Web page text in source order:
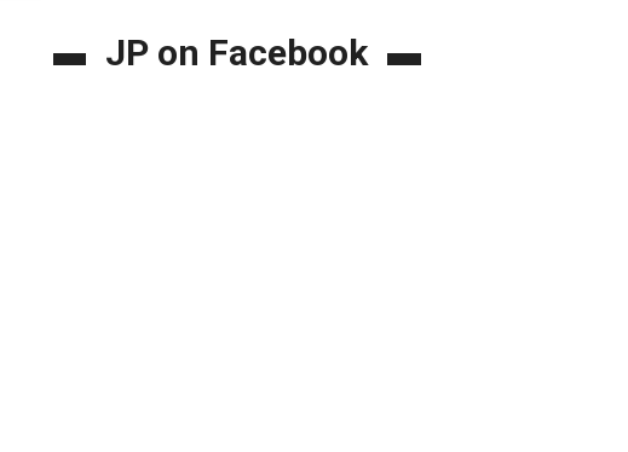
JP on Facebook